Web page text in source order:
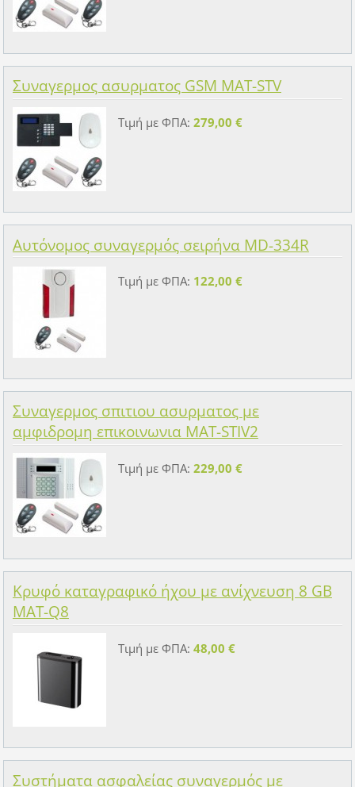
Συναγερμος ασυρματος GSM MAT-STV
Τιμή με ΦΠΑ: 279,00 €
Αυτόνομος συναγερμός σειρήνα MD-334R
Τιμή με ΦΠΑ: 122,00 €
Συναγερμος σπιτιου ασυρματος με
αμφιδρομη επικοινωνια MAT-STIV2
Τιμή με ΦΠΑ: 229,00 €
Κρυφό καταγραφικό ήχου με ανίχνευση 8 GB
MAT-Q8
Τιμή με ΦΠΑ: 48,00 €
Συστήματα ασφαλείας συναγερμός με